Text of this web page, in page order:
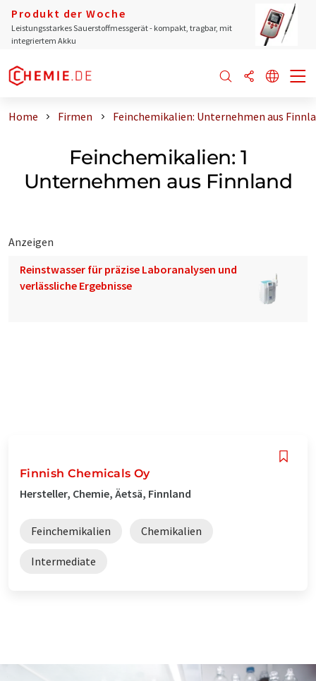
Produkt der Woche
Leistungsstarkes Sauerstoffmessgerät - kompakt, tragbar, mit
integriertem Akku
Home Firmen Feinchemikalien: Unternehmen aus
Feinchemikalien: 1
Unternehmen aus Finnland
Anzeigen
Reinstwasser für präzise Laboranalysen und
verlässliche Ergebnisse
Finnish Chemicals Oy
Hersteller, Chemie, Äetsä, Finnland
Feinchemikalien Chemikalien
Intermediate